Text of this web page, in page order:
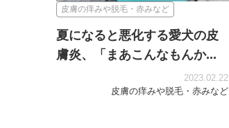
皮膚の痒みや脱毛・赤みなど
夏になると悪化する愛犬の皮
膚炎、「まあこんなもんか...
2023.02.22
皮膚の痒みや脱毛・赤みなど